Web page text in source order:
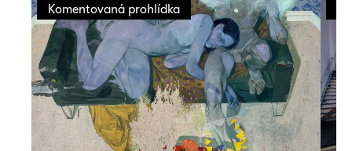
Komentovaná prohlídka